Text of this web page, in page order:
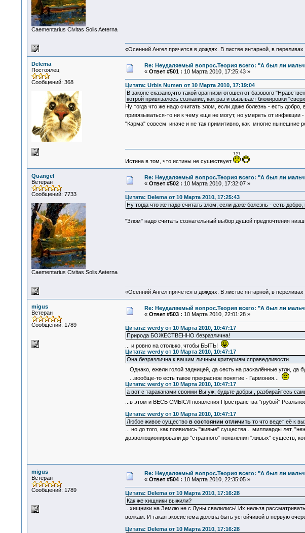
Сaementarius Civitas Solis Aeterna
«Осенний Ангел прячется в дождях. В листве янтарной, в переливах
Delema
Постоялец
Сообщений: 368
Re: Неудаляемый вопрос.Теория всего: "А был ли
« Ответ #501 : 10 Марта 2010, 17:25:43 »
Цитата: Urbis Numen от 10 Марта 2010, 17:19:04
В законе сказано,что такой орагнизм отошел от базового
котрой привязалось сознание, как раз и вызывает блокировки
Ну тогда что же надо считать злом, если даже болезнь - есть
привязываться-то ни к чему еще не могут, но умереть от инфекции -
"Карма" совсем иначе и не так примитивно, как многие нынешние
Истина в том, что истины не существует
Quangel
Ветеран
Сообщений: 7733
Сaementarius Civitas Solis Aeterna
Re: Неудаляемый вопрос.Теория всего: "А был ли
« Ответ #502 : 10 Марта 2010, 17:32:07 »
Цитата: Delema от 10 Марта 2010, 17:25:43
Ну тогда что же надо считать злом, если даже болезнь - есть
"Злом" надо считать сознательный выбор душой предпочтения
«Осенний Ангел прячется в дождях. В листве янтарной, в переливах
migus
Ветеран
Сообщений: 1789
Re: Неудаляемый вопрос.Теория всего: "А был ли
« Ответ #503 : 10 Марта 2010, 22:01:28 »
Цитата: werdy от 10 Марта 2010, 10:47:17
Природа БОЖЕСТВЕННО безразлична!
... и ровно на столько, чтобы БЫТЬ!
Цитата: werdy от 10 Марта 2010, 10:47:17
Она безразлична к вашим личным критериям справедливости.
Однако, ежели голой задницей, да сесть на раскалённые угли, да
...вообще-то есть такое прекрасное понятие - Гармония...
Цитата: werdy от 10 Марта 2010, 10:47:17
а вот с тараканами своими Вы уж, будьте добры , разбирайтесь
...в этом и ВЕСЬ СМЫСЛ появления Пространства "грубой"
Цитата: werdy от 10 Марта 2010, 10:47:17
Любое живое существо в состоянии отличитьто что ведет её к
... но до того, как появились "живые" существа... миллиарды лет,
доэволюционировали до "странного" появления "живых" существ,
migus
Ветеран
Сообщений: 1789
Re: Неудаляемый вопрос.Теория всего: "А был ли
« Ответ #504 : 10 Марта 2010, 22:35:05 »
Цитата: Delema от 10 Марта 2010, 17:16:28
Как же хищники выжили?
...хищники на Землю не с Луны свалились! Их нельзя
волкам. И такая экосистема должна быть устойчивой в первую
Цитата: Delema от 10 Марта 2010, 17:16:28